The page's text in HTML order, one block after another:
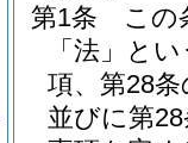
第1条
この
「法」と
項、第28
並びに第